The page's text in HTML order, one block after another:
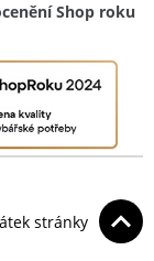
Shop roku
stránky